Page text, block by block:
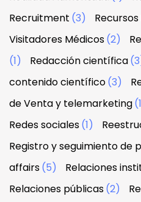
Recruitment (3)
Visitadores Médicos(2)
(1)
Redacción científica
contenido científico(3)
de Venta y telemarketing
Redes sociales(1)
Registro y seguimiento de
affairs(5) Relaciones
Relaciones públicas(2)